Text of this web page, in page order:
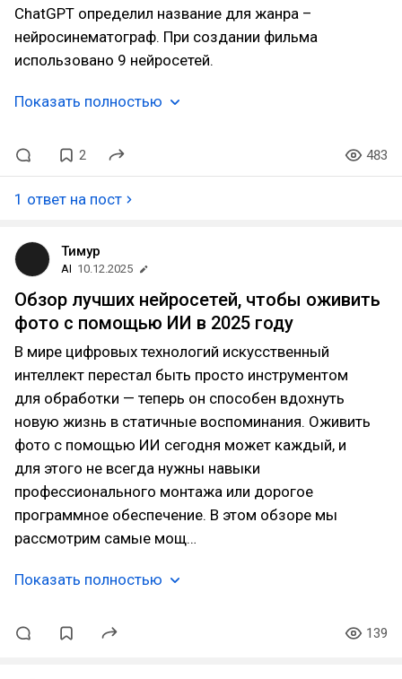
ChatGPT определил название для жанра –
нейросинематограф. При создании фильма
использовано 9 нейросетей.
Показать полностью
2 483
1 ответ на пост
Тимур
AI 10.12.2025
Обзор лучших нейросетей, чтобы оживить
фото с помощью ИИ в 2025 году
В мире цифровых технологий искусственный
интеллект перестал быть просто инструментом
для обработки — теперь он способен вдохнуть
новую жизнь в статичные воспоминания. Оживить
фото с помощью ИИ сегодня может каждый, и
для этого не всегда нужны навыки
профессионального монтажа или дорогое
программное обеспечение. В этом обзоре мы
рассмотрим самые мощ…
Показать полностью
139